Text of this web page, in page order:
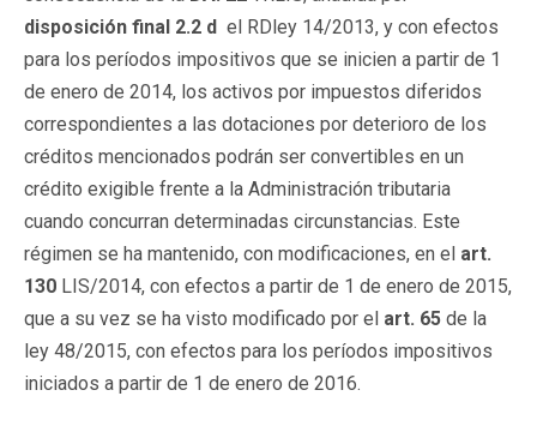
disposición final 2.2 d el RDley 14/2013, y con efectos
para los períodos impositivos que se inicien a partir de 1
de enero de 2014, los activos por impuestos diferidos
correspondientes a las dotaciones por deterioro de los
créditos mencionados podrán ser convertibles en un
crédito exigible frente a la Administración tributaria
cuando concurran determinadas circunstancias. Este
régimen se ha mantenido, con modificaciones, en el art.
130 LIS/2014, con efectos a partir de 1 de enero de 2015,
que a su vez se ha visto modificado por el art. 65 de la
ley 48/2015, con efectos para los períodos impositivos
iniciados a partir de 1 de enero de 2016.